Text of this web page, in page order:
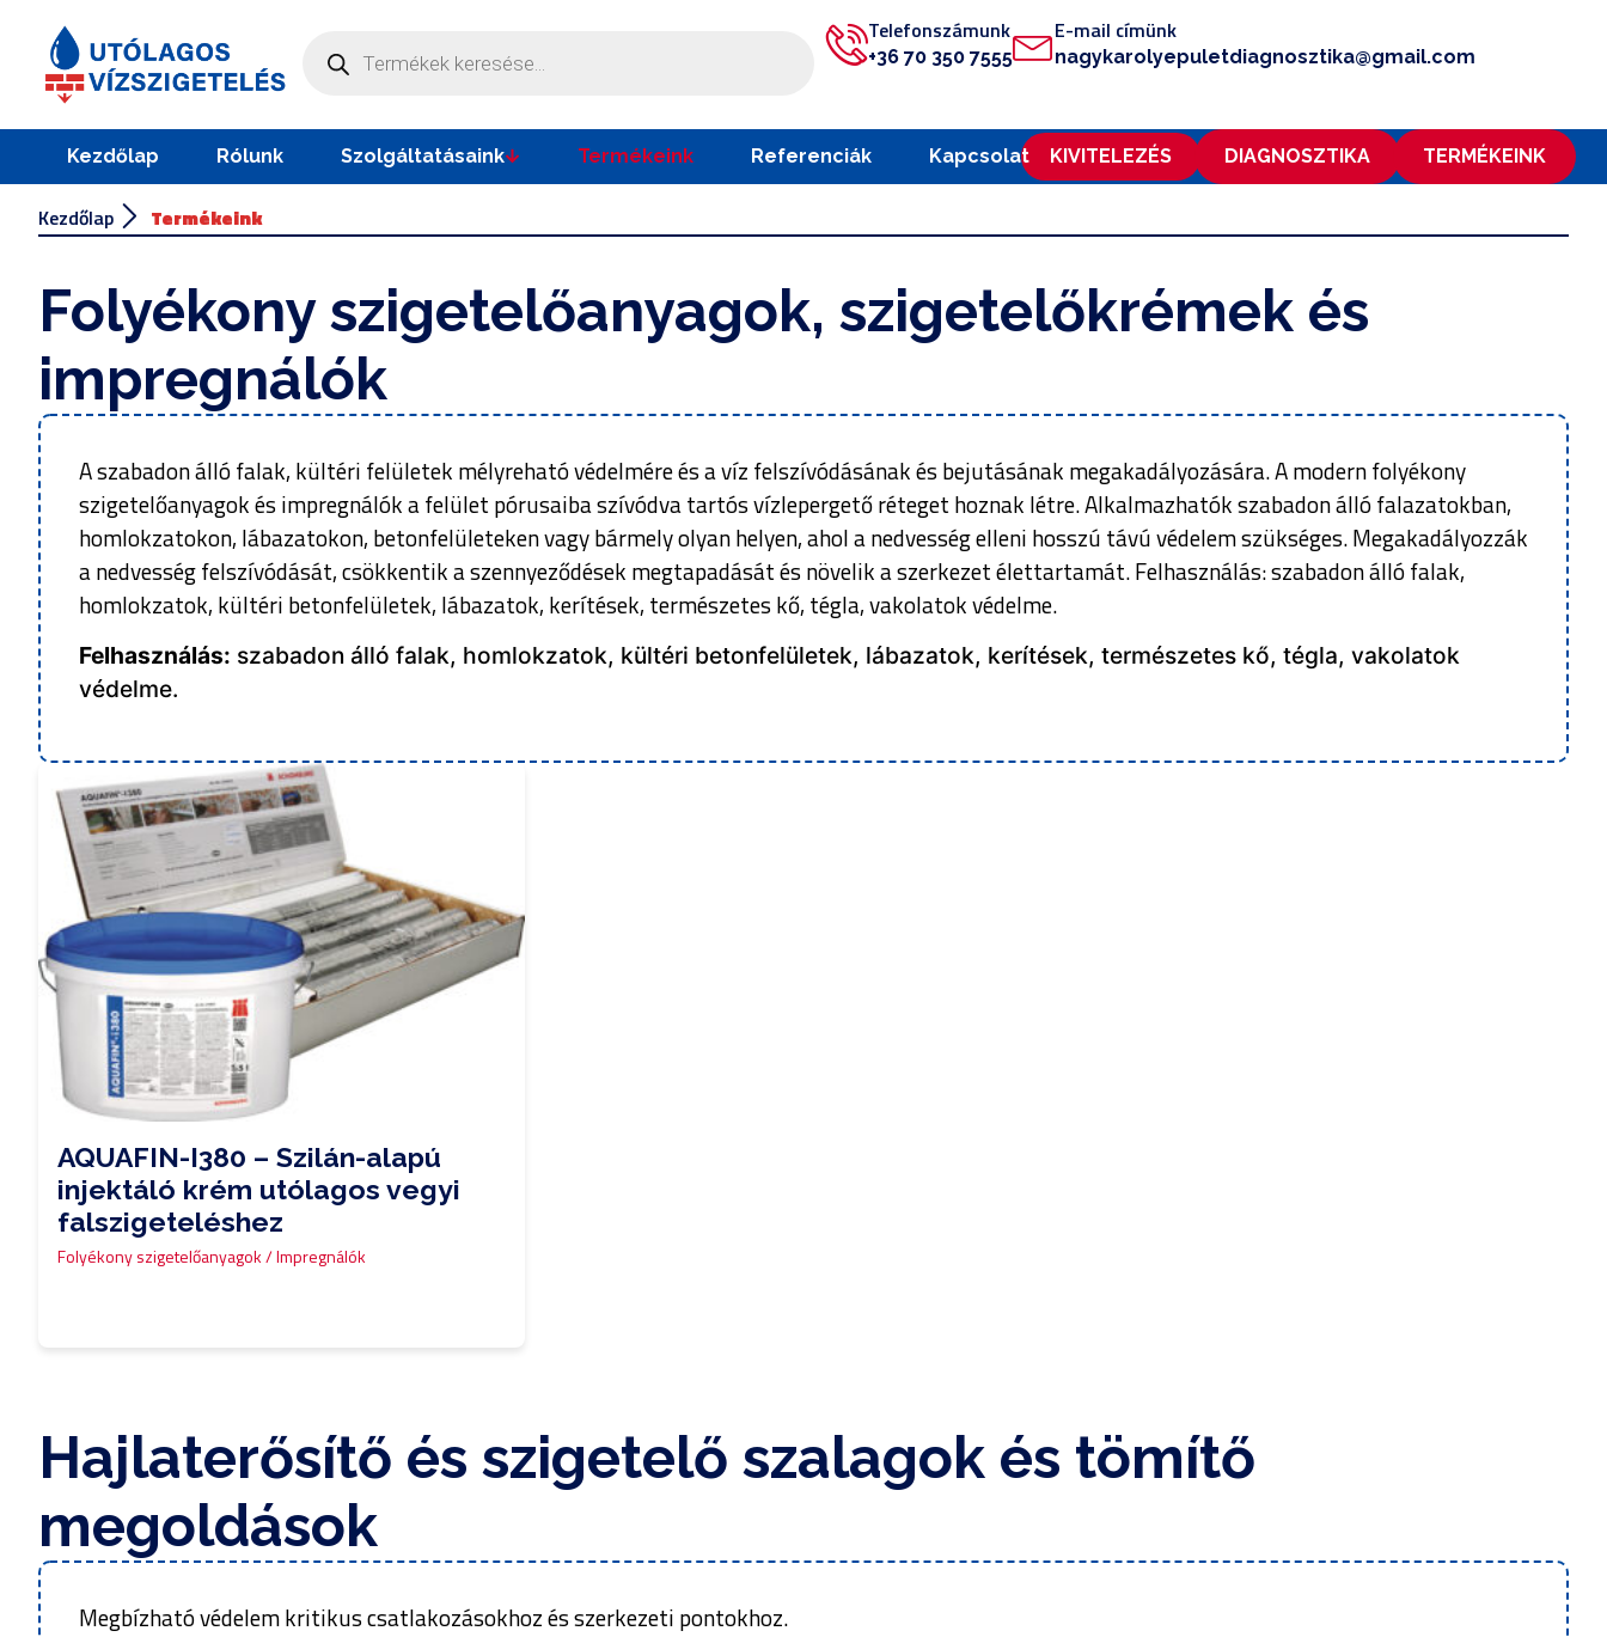
Telefonszámunk
+36 70 350 7555
E-mail címünk
nagykarolyepuletdiagnosztika@gmail.com
Kezdőlap Rólunk Szolgáltatásaink Termékeink Referenciák Kapcsolat KIVITELEZÉS DIAGNOSZTIKA TERMÉKEINK
Kezdőlap Termékeink
Folyékony szigetelőanyagok, szigetelőkrémek és
impregnálók
A szabadon álló falak, kültéri felületek mélyreható védelmére és a víz felszívódásának és bejutásának megakadályozására. A modern folyékony
szigetelőanyagok és impregnálók a felület pórusaiba szívódva tartós vízlepergető réteget hoznak létre. Alkalmazhatók szabadon álló falazatokban,
homlokzatokon, lábazatokon, betonfelületeken vagy bármely olyan helyen, ahol a nedvesség elleni hosszú távú védelem szükséges. Megakadályozzák
a nedvesség felszívódását, csökkentik a szennyeződések megtapadását és növelik a szerkezet élettartamát. Felhasználás: szabadon álló falak,
homlokzatok, kültéri betonfelületek, lábazatok, kerítések, természetes kő, tégla, vakolatok védelme.
Felhasználás: szabadon álló falak, homlokzatok, kültéri betonfelületek, lábazatok, kerítések, természetes kő, tégla, vakolatok
védelme.
AQUAFIN-I380 – Szilán-alapú
injektáló krém utólagos vegyi
falszigeteléshez
Folyékony szigetelőanyagok / Impregnálók
Hajlaterősítő és szigetelő szalagok és tömítő
megoldások
Megbízható védelem kritikus csatlakozásokhoz és szerkezeti pontokhoz.